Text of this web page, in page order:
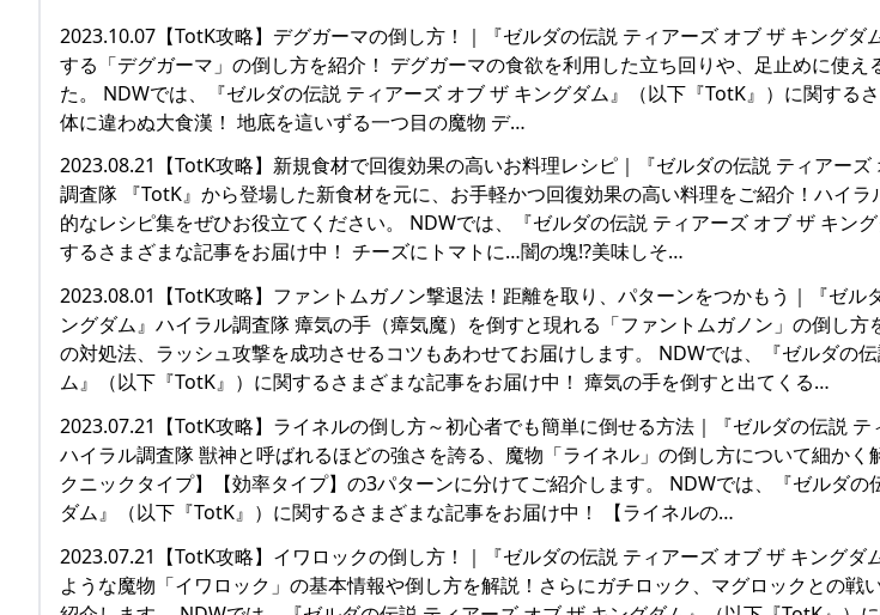
2023.10.07【TotK攻略】デグガーマの倒し方！｜『ゼルダの伝説 ティアーズ オブ ザ キングダ
する「デグガーマ」の倒し方を紹介！ デグガーマの食欲を利用した立ち回りや、足止めに使え
た。 NDWでは、『ゼルダの伝説 ティアーズ オブ ザ キングダム』（以下『TotK』）に関する
体に違わぬ大食漢！ 地底を這いずる一つ目の魔物 デ…
2023.08.21【TotK攻略】新規食材で回復効果の高いお料理レシピ｜『ゼルダの伝説 ティアー
調査隊 『TotK』から登場した新食材を元に、お手軽かつ回復効果の高い料理をご紹介！ハイ
的なレシピ集をぜひお役立てください。 NDWでは、『ゼルダの伝説 ティアーズ オブ ザ キン
するさまざまな記事をお届け中！ チーズにトマトに…闇の塊!?美味しそ…
2023.08.01【TotK攻略】ファントムガノン撃退法！距離を取り、パターンをつかもう｜『ゼル
ングダム』ハイラル調査隊 瘴気の手（瘴気魔）を倒すと現れる「ファントムガノン」の倒し
の対処法、ラッシュ攻撃を成功させるコツもあわせてお届けします。 NDWでは、『ゼルダの
ム』（以下『TotK』）に関するさまざまな記事をお届け中！ 瘴気の手を倒すと出てくる…
2023.07.21【TotK攻略】ライネルの倒し方～初心者でも簡単に倒せる方法｜『ゼルダの伝説 テ
ハイラル調査隊 獣神と呼ばれるほどの強さを誇る、魔物「ライネル」の倒し方について細かく
クニックタイプ】【効率タイプ】の3パターンに分けてご紹介します。 NDWでは、『ゼルダの
ダム』（以下『TotK』）に関するさまざまな記事をお届け中！ 【ライネルの…
2023.07.21【TotK攻略】イワロックの倒し方！｜『ゼルダの伝説 ティアーズ オブ ザ キングダ
ような魔物「イワロック」の基本情報や倒し方を解説！さらにガチロック、マグロックとの戦